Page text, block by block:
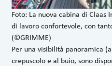
Foto: La nuova cabina di
di lavoro confortevole, con
(©GRIMME)
Per una visibilità panoramica
crepuscolo e al buio, sono